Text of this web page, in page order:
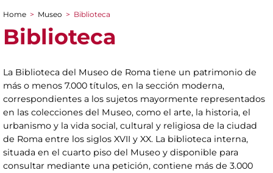
You are here
Home > Museo > Biblioteca
Biblioteca
La Biblioteca del Museo de Roma tiene un patrimonio de
más o menos 7.000 títulos, en la sección moderna,
correspondientes a los sujetos mayormente representados
en las colecciones del Museo, como el arte, la historia, el
urbanismo y la vida social, cultural y religiosa de la ciudad
de Roma entre los siglos XVII y XX. La biblioteca interna,
situada en el cuarto piso del Museo y disponible para
consultar mediante una petición, contiene más de 3.000